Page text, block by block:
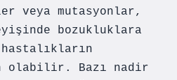
veya mutasyonlar,
bozukluklara
olabilir. Bazı nadir